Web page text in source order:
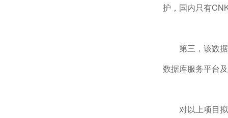
护，国内只有
第三，该数
数据库服务平台
对以上项目